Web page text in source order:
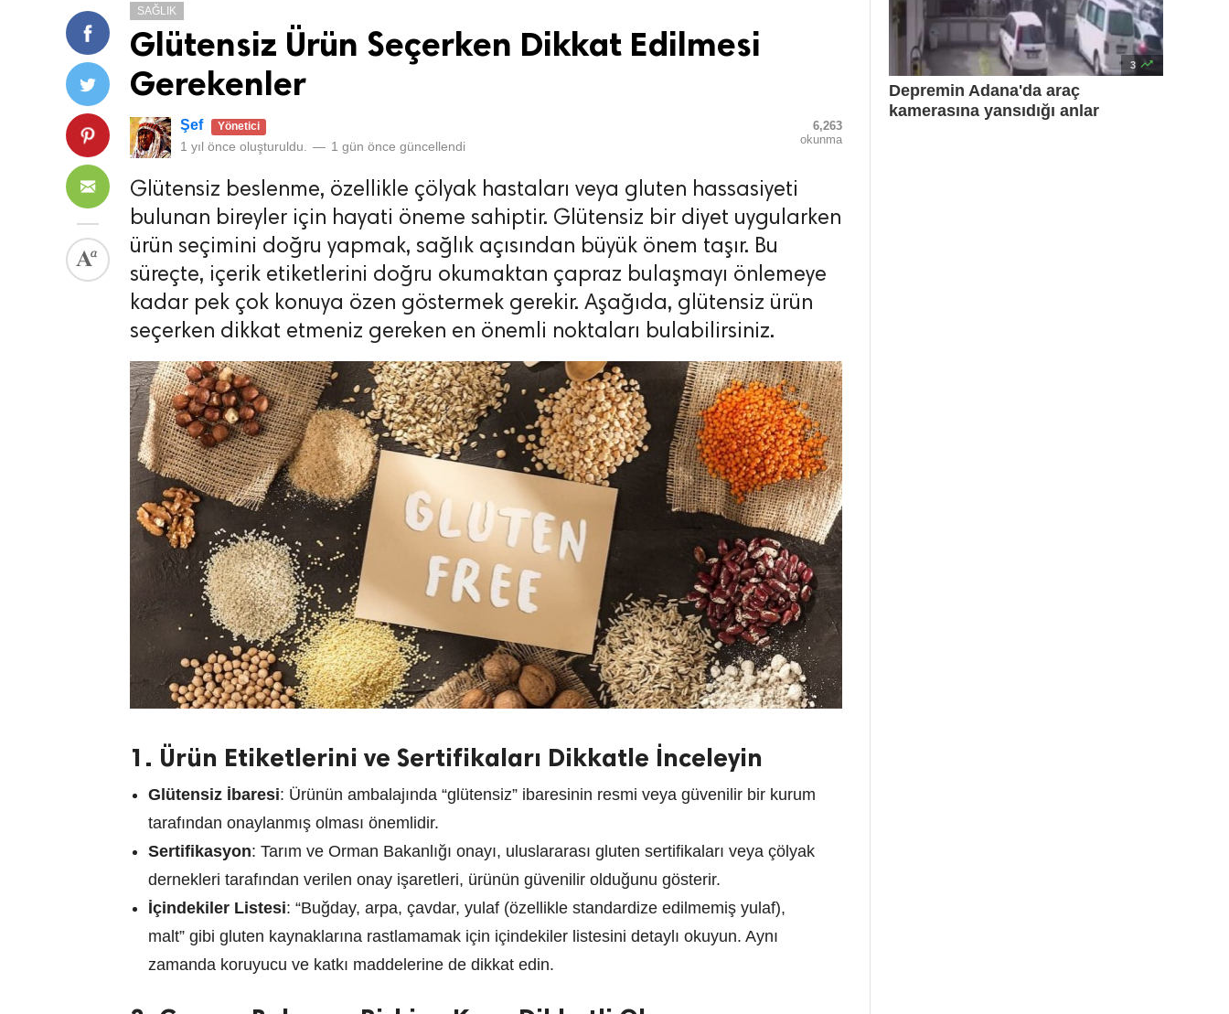
SAĞLIK
Glütensiz Ürün Seçerken Dikkat Edilmesi
Gerekenler
Şef Yönetici
1 yıl önce oluşturuldu. — 1 gün önce güncellendi
6,263
okunma
Glütensiz beslenme, özellikle çölyak hastaları veya gluten hassasiyeti
bulunan bireyler için hayati öneme sahiptir. Glütensiz bir diyet uygularken
ürün seçimini doğru yapmak, sağlık açısından büyük önem taşır. Bu
süreçte, içerik etiketlerini doğru okumaktan çapraz bulaşmayı önlemeye
kadar pek çok konuya özen göstermek gerekir. Aşağıda, glütensiz ürün
seçerken dikkat etmeniz gereken en önemli noktaları bulabilirsiniz.
1. Ürün Etiketlerini ve Sertifikaları Dikkatle İnceleyin
Glütensiz İbaresi: Ürünün ambalajında “glütensiz” ibaresinin resmi veya güvenilir bir kurum
tarafından onaylanmış olması önemlidir.
Sertifikasyon: Tarım ve Orman Bakanlığı onayı, uluslararası gluten sertifikaları veya çölyak
dernekleri tarafından verilen onay işaretleri, ürünün güvenilir olduğunu gösterir.
İçindekiler Listesi: “Buğday, arpa, çavdar, yulaf (özellikle standardize edilmemiş yulaf),
malt” gibi gluten kaynaklarına rastlamamak için içindekiler listesini detaylı okuyun. Aynı
zamanda koruyucu ve katkı maddelerine de dikkat edin.
3 
Depremin Adana'da araç
kamerasına yansıdığı anlar